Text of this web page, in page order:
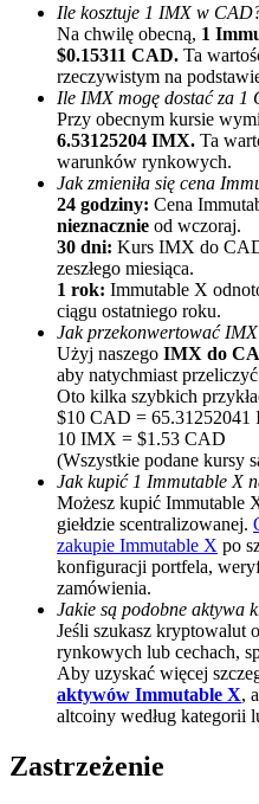
Polecaj
Zaproś przyjaciela, aby
BTC Welcome Rewards
BTC Welcome Rewards
Deposit & Trade BTC to
Deposit CASHCAT &
Share 500000 CASHCAT
Ile kosztuje 1 IMX w
Na chwilę obecną, 1
$0.15311 CAD. Ta
rzeczywistym na
Ile IMX mogę dostać za 1
Przy obecnym kursie
6.53125204 IMX. Ta
warunków rynkowych.
Jak zmieniła się cena
24 godziny: Cena
nieznacznie od wczoraj.
30 dni: Kurs IMX do
zeszłego miesiąca.
1 rok: Immutable X
ciągu ostatniego roku.
Jak przekonwertować
Użyj naszego IMX do
aby natychmiast
Oto kilka szybkich
$10 CAD = 65.31252041
10 IMX = $1.53 CAD
(Wszystkie podane kursy
Jak kupić 1 Immutable X
Możesz kupić Immutable
giełdzie scentralizowanej.
zakupie Immutable X po
konfiguracji portfela,
zamówienia.
Jakie są podobne aktywa
Jeśli szukasz kryptowalut
rynkowych lub cechach,
Aby uzyskać więcej
aktywów Immutable X,
altcoiny według kategorii
Zastrzeżenie